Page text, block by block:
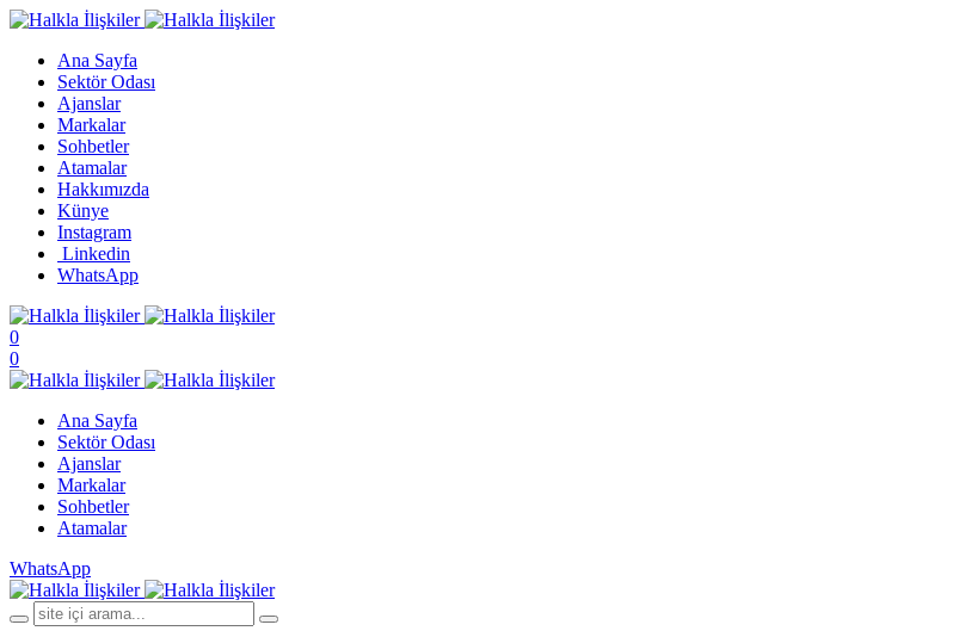
Ana Sayfa
Sektör Odası
Ajanslar
Markalar
Sohbetler
Atamalar
Hakkımızda
Künye
Instagram
Linkedin
WhatsApp
0
0
Ana Sayfa
Sektör Odası
Ajanslar
Markalar
Sohbetler
Atamalar
WhatsApp